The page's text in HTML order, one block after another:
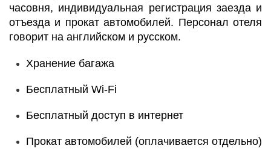
часовня, индивидуальная регистрация заезда и
отъезда и прокат автомобилей. Персонал отеля
говорит на английском и русском.
Хранение багажа
Бесплатный Wi-Fi
Бесплатный доступ в интернет
Прокат автомобилей (оплачивается отдельно)